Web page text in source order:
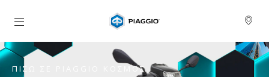
Μετάβαση στο κυρίως περιεχόμενο
ΠΊΣΩ ΣΕ PIAGGIO ΚΌΣΜΟΣ